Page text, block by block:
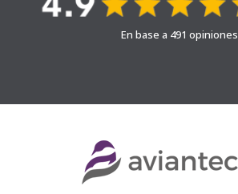
En base a 491 opiniones